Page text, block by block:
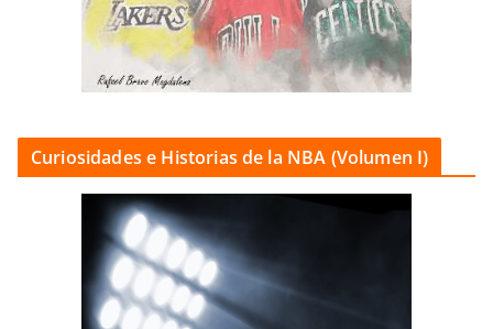
Curiosidades e Historias de la NBA (Volumen I)